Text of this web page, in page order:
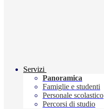
Servizi
Panoramica
Famiglie e studenti
Personale scolastico
Percorsi di studio